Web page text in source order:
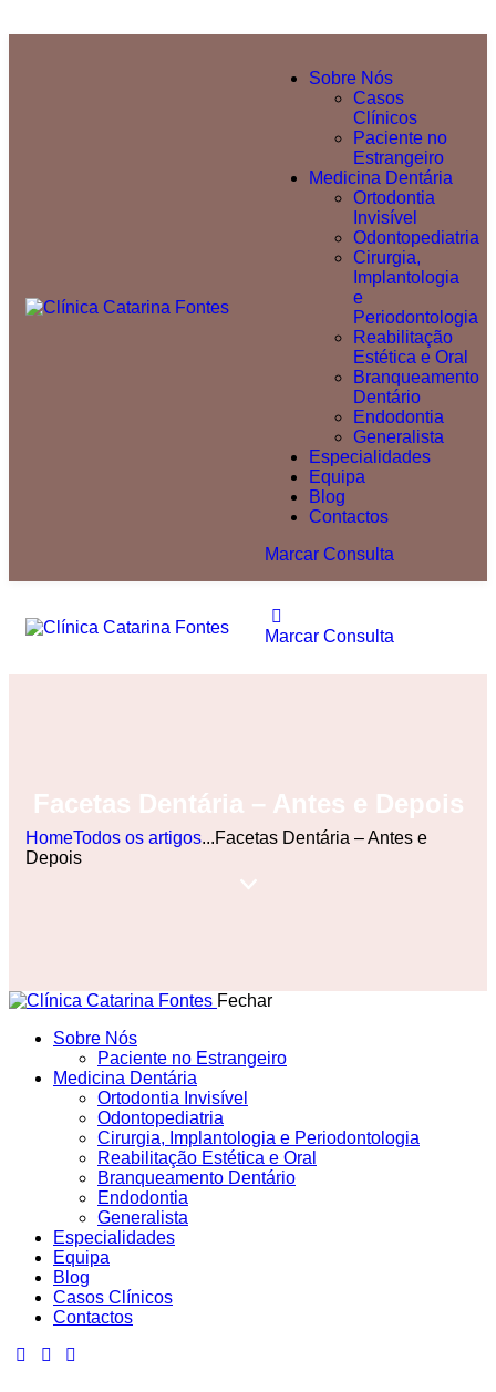
Sobre Nós
Casos
Clínicos
Paciente no
Estrangeiro
Medicina Dentária
Ortodontia
Invisível
Odontopediatria
Cirurgia,
Implantologia
e
Periodontologia
Reabilitação
Estética e Oral
Branqueamento
Dentário
Endodontia
Generalista
Especialidades
Equipa
Blog
Contactos
Marcar Consulta
Marcar Consulta
Facetas Dentária – Antes e Depois
HomeTodos os artigos...Facetas Dentária – Antes e
Depois
Fechar
Sobre Nós
Paciente no Estrangeiro
Medicina Dentária
Ortodontia Invisível
Odontopediatria
Cirurgia, Implantologia e Periodontologia
Reabilitação Estética e Oral
Branqueamento Dentário
Endodontia
Generalista
Especialidades
Equipa
Blog
Casos Clínicos
Contactos